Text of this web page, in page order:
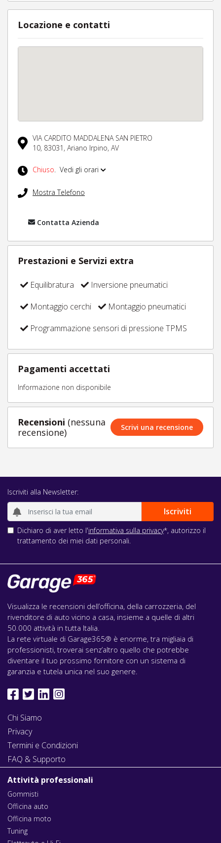
Locazione e contatti
VIA CARDITO MADDALENA SAN PIETRO
10, 83031, Ariano Irpino, AV
Chiuso. Vedi gli orari
Mostra Telefono
Contatta Azienda
Prestazioni e Servizi extra
Equilibratura
Inversione pneumatici
Montaggio cerchi
Montaggio pneumatici
Programmazione sensori di pressione TPMS
Pagamenti accettati
Informazione non disponibile
Recensioni (nessuna
recensione)
Scrivi una recensione
Iscriviti alla Newsletter:
Dichiaro di aver letto l'informativa sulla privacy*, autorizzo il
trattamento dei miei dati personali.
Visualizza le recensioni dell’officina, della carrozzeria, del
rivenditore di auto vicino a casa, insieme a quelle di altri
50.000 attività in tutta Italia.
La rete virtuale di Garage365® è enorme, tra migliaia di
professionisti, troverai senz’altro quello che potrebbe
diventare il tuo prossimo fornitore con un sistema di
garanzia e tutela unica nel suo genere.
Chi Siamo
Privacy
Termini e Condizioni
FAQ & Supporto
Attività professionali
Gommisti
Officina auto
Officina moto
Tuning